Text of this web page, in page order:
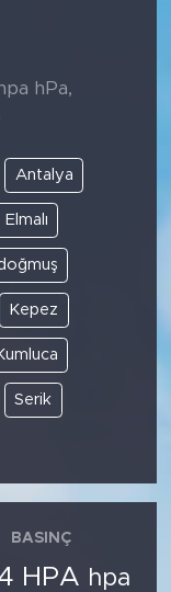
hPa,
Antalya
Elmalı
Kepez
Serik
BASINÇ
HPA hpa